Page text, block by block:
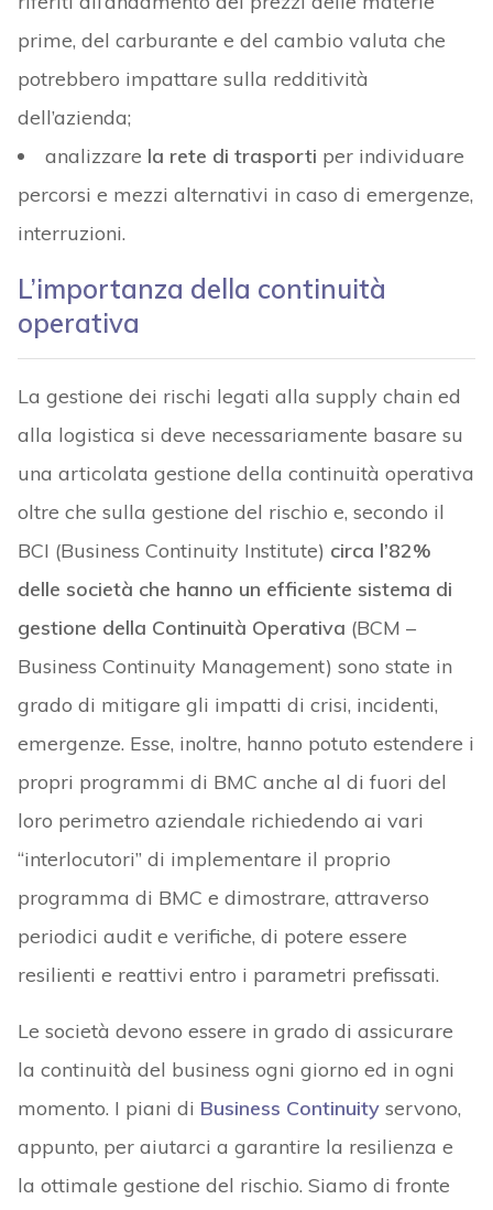
prime, del carburante e del cambio valuta che
potrebbero impattare sulla redditività
dell’azienda;
analizzare la rete di trasporti per individuare
percorsi e mezzi alternativi in caso di emergenze,
interruzioni.
L’importanza della continuità
operativa
La gestione dei rischi legati alla supply chain ed
alla logistica si deve necessariamente basare su
una articolata gestione della continuità operativa
oltre che sulla gestione del rischio e, secondo il
BCI (Business Continuity Institute) circa l’82%
delle società che hanno un efficiente sistema di
gestione della Continuità Operativa (BCM –
Business Continuity Management) sono state in
grado di mitigare gli impatti di crisi, incidenti,
emergenze. Esse, inoltre, hanno potuto estendere i
propri programmi di BMC anche al di fuori del
loro perimetro aziendale richiedendo ai vari
“interlocutori” di implementare il proprio
programma di BMC e dimostrare, attraverso
periodici audit e verifiche, di potere essere
resilienti e reattivi entro i parametri prefissati.
Le società devono essere in grado di assicurare
la continuità del business ogni giorno ed in ogni
momento. I piani di Business Continuityservono,
appunto, per aiutarci a garantire la resilienza e
la ottimale gestione del rischio. Siamo di fronte